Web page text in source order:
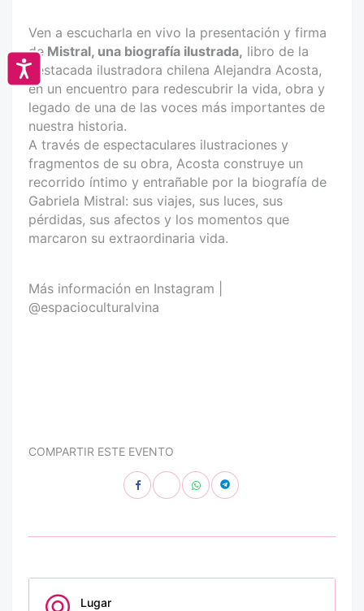
Accesibilidad
Ven a escucharla en vivo la presentación y firma
de Mistral, una biografía ilustrada, libro de la
destacada ilustradora chilena Alejandra Acosta,
en un encuentro para redescubrir la vida, obra y
legado de una de las voces más importantes de
nuestra historia.
A través de espectaculares ilustraciones y
fragmentos de su obra, Acosta construye un
recorrido íntimo y entrañable por la biografía de
Gabriela Mistral: sus viajes, sus luces, sus
pérdidas, sus afectos y los momentos que
marcaron su extraordinaria vida.
Más información en Instagram |
@espacioculturalvina
COMPARTIR ESTE EVENTO
Lugar